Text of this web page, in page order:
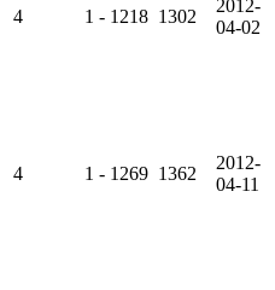
4 1 - 1218 1302
2012-
04-02
4 1 - 1269 1362
2012-
04-11